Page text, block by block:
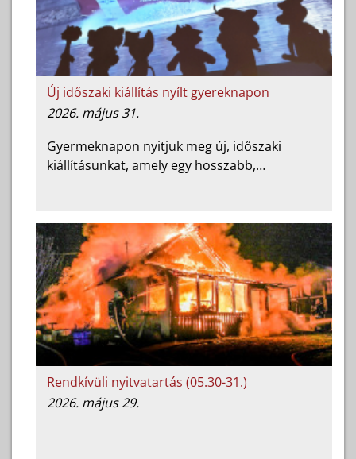
Új időszaki kiállítás nyílt gyereknapon
2026. május 31.
Gyermeknapon nyitjuk meg új, időszaki
kiállításunkat, amely egy hosszabb,…
Rendkívüli nyitvatartás (05.30-31.)
2026. május 29.